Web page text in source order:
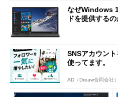
なぜWindows
ドを提供するの
SNSアカウン
使ってます。
AD（Dreaw合同会社）